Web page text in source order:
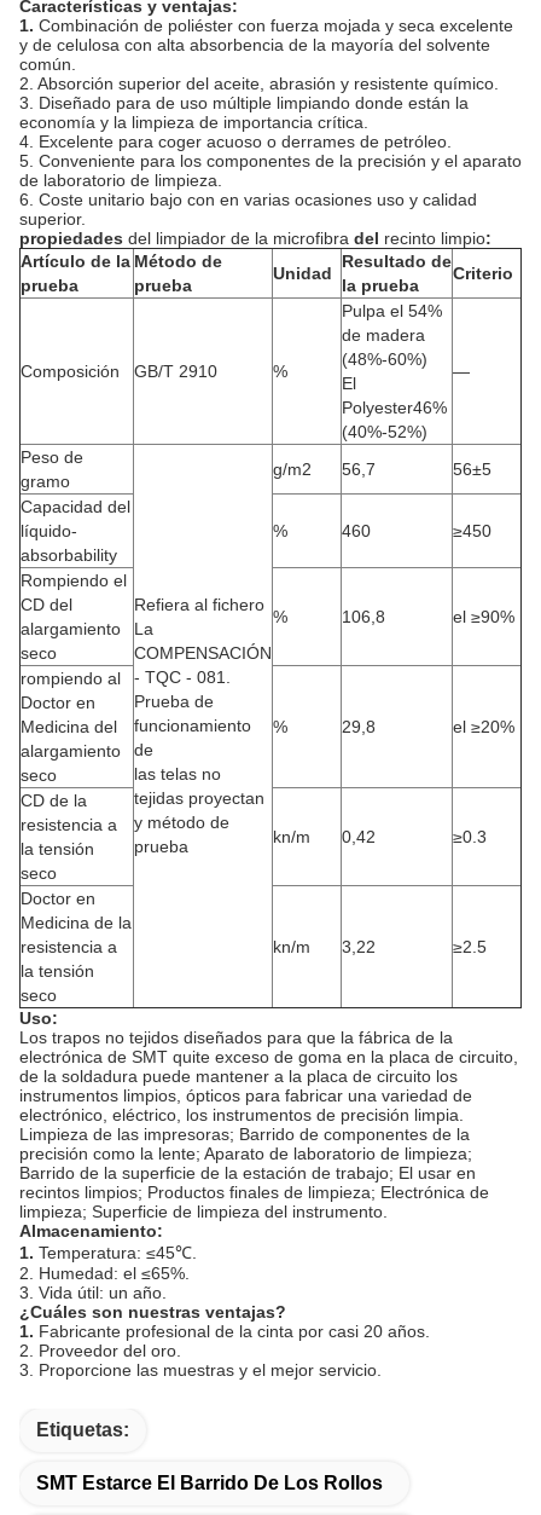
Características y ventajas:
1. Combinación de poliéster con fuerza mojada y seca excelente
y de celulosa con alta absorbencia de la mayoría del solvente
común.
2. Absorción superior del aceite, abrasión y resistente químico.
3. Diseñado para de uso múltiple limpiando donde están la
economía y la limpieza de importancia crítica.
4. Excelente para coger acuoso o derrames de petróleo.
5. Conveniente para los componentes de la precisión y el aparato
de laboratorio de limpieza.
6. Coste unitario bajo con en varias ocasiones uso y calidad
superior.
propiedades del limpiador de la microfibra del recinto limpio:
Artículo de la
prueba
Método de
prueba
Unidad
Resultado de
la prueba
Criterio
Composición GB/T 2910 %
Pulpa el 54%
de madera
(48%-60%)
El
Polyester46%
(40%-52%)
—
Peso de
gramo
Refiera al fichero
La
COMPENSACIÓN
- TQC - 081.
Prueba de
funcionamiento
de
las telas no
tejidas proyectan
y método de
prueba
g/m2 56,7
56±5
Capacidad del
líquido-
absorbability
% 460 ≥450
Rompiendo el
CD del
alargamiento
seco
% 106,8 el ≥90%
rompiendo al
Doctor en
Medicina del
alargamiento
seco
% 29,8 el ≥20%
CD de la
resistencia a
la tensión
seco
kn/m 0,42 ≥0.3
Doctor en
Medicina de la
resistencia a
la tensión
seco
kn/m 3,22 ≥2.5
Uso:
Los trapos no tejidos diseñados para que la fábrica de la
electrónica de SMT quite exceso de goma en la placa de circuito,
de la soldadura puede mantener a la placa de circuito los
instrumentos limpios, ópticos para fabricar una variedad de
electrónico, eléctrico, los instrumentos de precisión limpia.
Limpieza de las impresoras; Barrido de componentes de la
precisión como la lente; Aparato de laboratorio de limpieza;
Barrido de la superficie de la estación de trabajo; El usar en
recintos limpios; Productos finales de limpieza; Electrónica de
limpieza; Superficie de limpieza del instrumento.
Almacenamiento:
1. Temperatura: ≤45℃.
2. Humedad: el ≤65%.
3. Vida útil: un año.
¿Cuáles son nuestras ventajas?
1. Fabricante profesional de la cinta por casi 20 años.
2. Proveedor del oro.
3. Proporcione las muestras y el mejor servicio.
Etiquetas:
SMT Estarce El Barrido De Los Rollos